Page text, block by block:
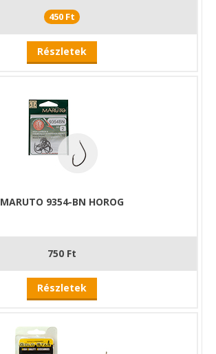
450 Ft
Részletek
MARUTO 9354-BN HOROG
750 Ft
Részletek